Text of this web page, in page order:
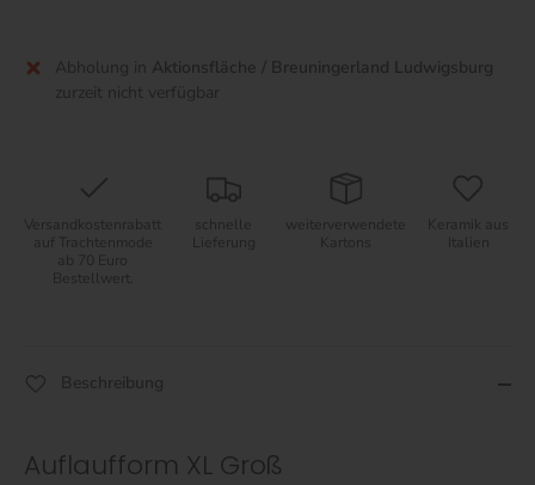
Abholung in Aktionsfläche / Breuningerland Ludwigsburg
zurzeit nicht verfügbar
Versandkostenrabatt
auf Trachtenmode
ab 70 Euro
Bestellwert.
schnelle
Lieferung
weiterverwendete
Kartons
Keramik aus
Italien
Beschreibung
Auflaufform XL Groß